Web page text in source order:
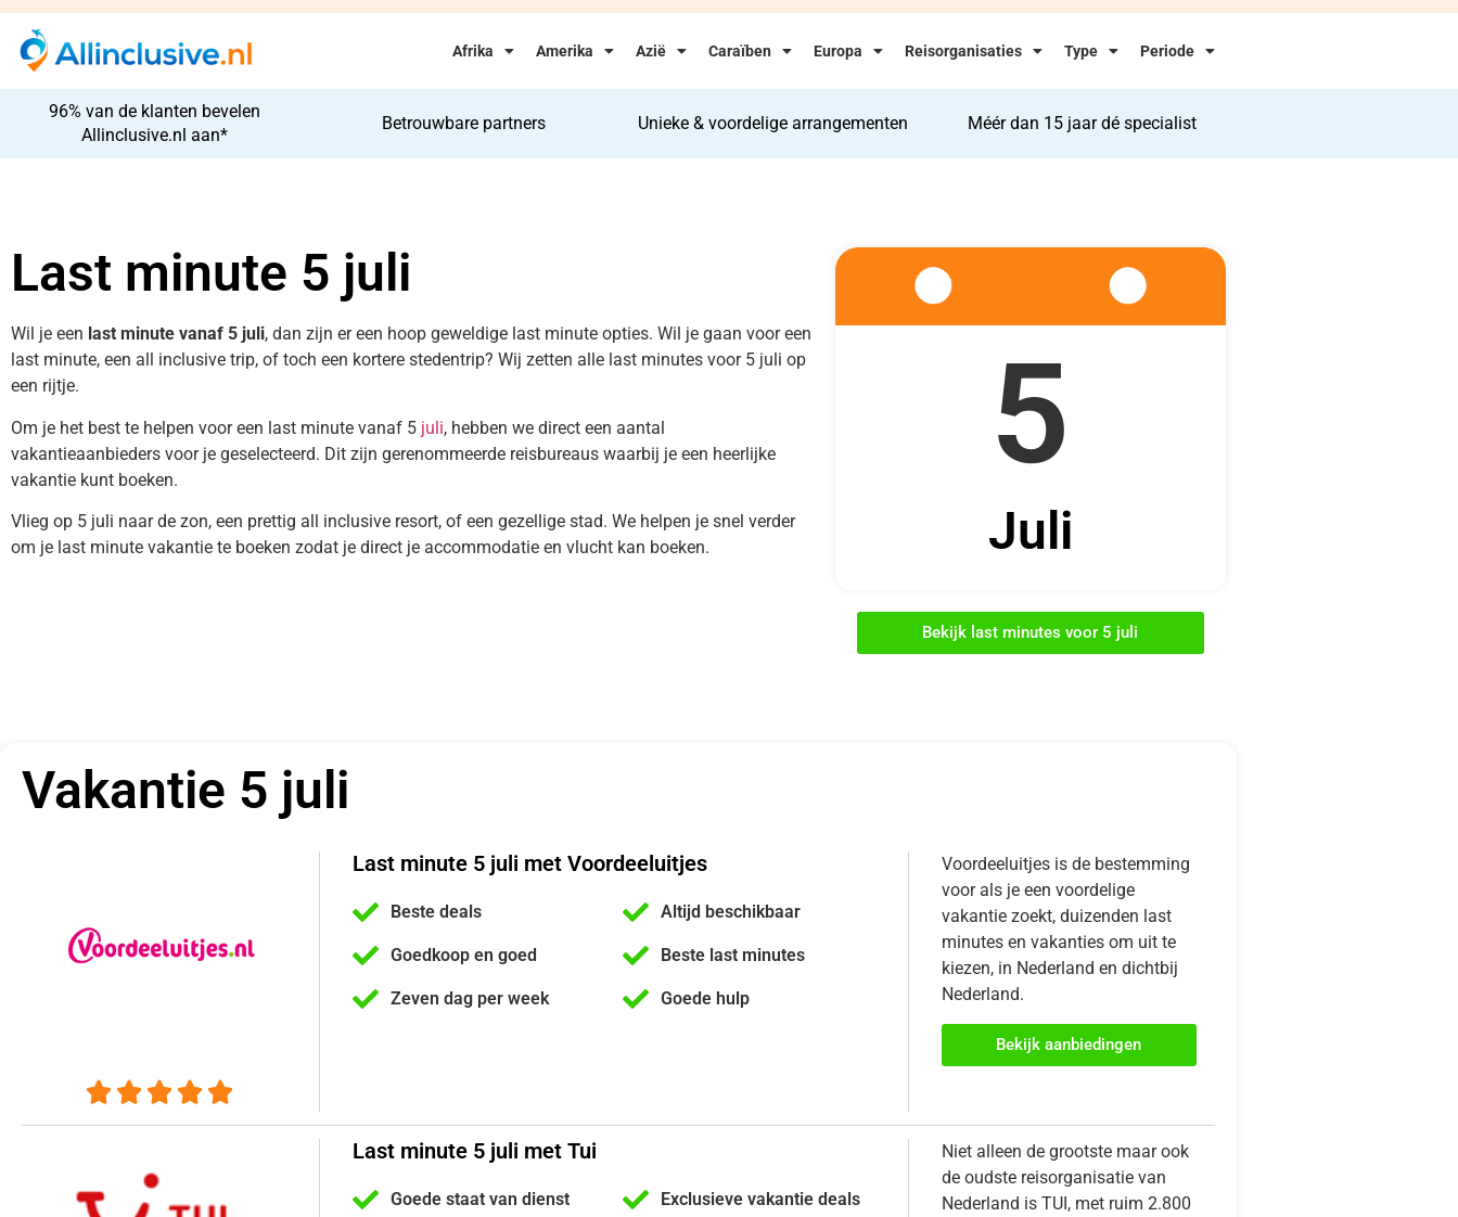
Afrika Amerika Azië Caraïben Europa Reisorganisaties Type Periode
96% van de klanten bevelen
Allinclusive.nl aan*
Betrouwbare partners Unieke & voordelige arrangementen Méér dan 15 jaar dé specialist
Last minute 5 juli
Wil je een last minute vanaf 5 juli, dan zijn er een hoop geweldige last minute opties. Wil je gaan voor een
last minute, een all inclusive trip, of toch een kortere stedentrip? Wij zetten alle last minutes voor 5 juli op
een rijtje.
Om je het best te helpen voor een last minute vanaf 5 juli, hebben we direct een aantal
vakantieaanbieders voor je geselecteerd. Dit zijn gerenommeerde reisbureaus waarbij je een heerlijke
vakantie kunt boeken.
Vlieg op 5 juli naar de zon, een prettig all inclusive resort, of een gezellige stad. We helpen je snel verder
om je last minute vakantie te boeken zodat je direct je accommodatie en vlucht kan boeken.
5
Juli
Bekijk last minutes voor 5 juli
Vakantie 5 juli
    
Last minute 5 juli met Voordeeluitjes
Beste deals
Goedkoop en goed
Zeven dag per week
Altijd beschikbaar
Beste last minutes
Goede hulp
Voordeeluitjes is de bestemming
voor als je een voordelige
vakantie zoekt, duizenden last
minutes en vakanties om uit te
kiezen, in Nederland en dichtbij
Nederland.
Bekijk aanbiedingen
Last minute 5 juli met Tui
Goede staat van dienst Exclusieve vakantie deals
Niet alleen de grootste maar ook
de oudste reisorganisatie van
Nederland is TUI, met ruim 2.800